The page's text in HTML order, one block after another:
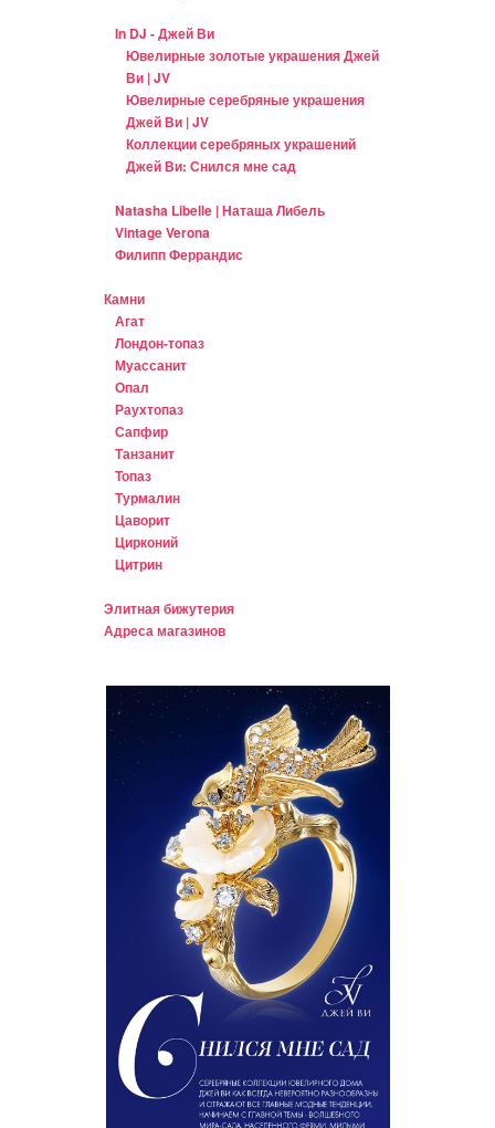
In DJ - Джей Ви
Ювелирные золотые украшения Джей
Ви | JV
Ювелирные серебряные украшения
Джей Ви | JV
Коллекции серебряных украшений
Джей Ви: Снился мне сад
Natasha Libelle | Наташа Либель
Vintage Verona
Филипп Феррандис
Камни
Агат
Лондон-топаз
Муассанит
Опал
Раухтопаз
Сапфир
Танзанит
Топаз
Турмалин
Цаворит
Цирконий
Цитрин
Элитная бижутерия
Адреса магазинов